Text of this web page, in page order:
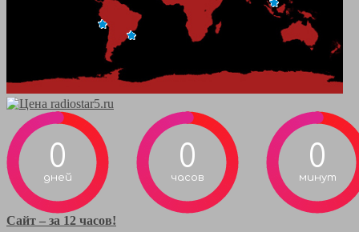
0
дней
0
часов
0
минут
Сайт – за 12 часов!